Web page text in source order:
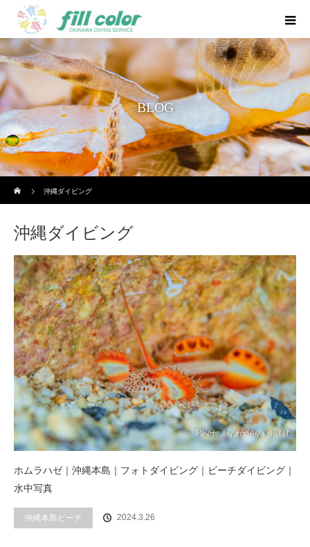
BLOG
沖縄ダイビング
沖縄ダイビング
ホムラハゼ｜沖縄本島｜フォトダイビング｜ビーチダイビング｜
水中写真
沖縄本島ビーチ 2024.3.26